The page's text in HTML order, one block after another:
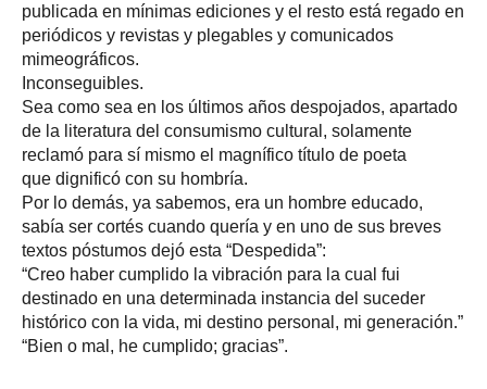
publicada en mínimas ediciones y el resto está regado en
periódicos y revistas y plegables y comunicados
mimeográficos.
Inconseguibles.
Sea como sea en los últimos años despojados, apartado
de la literatura del consumismo cultural, solamente
reclamó para sí mismo el magnífico título de poeta
que dignificó con su hombría.
Por lo demás, ya sabemos, era un hombre educado,
sabía ser cortés cuando quería y en uno de sus breves
textos póstumos dejó esta “Despedida”:
“Creo haber cumplido la vibración para la cual fui
destinado en una determinada instancia del suceder
histórico con la vida, mi destino personal, mi generación.”
“Bien o mal, he cumplido; gracias”.